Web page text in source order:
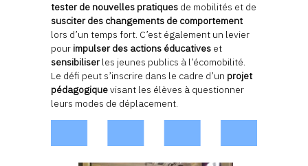
tester de nouvelles pratiques de mobilités et de
susciter des changements de comportement
lors d’un temps fort. C’est également un levier
pour impulser des actions éducatives et
sensibiliserles jeunes publics à l’écomobilité.
Le défi peut s’inscrire dans le cadre d’un projet
pédagogiquevisant les élèves à questionner
leurs modes de déplacement.